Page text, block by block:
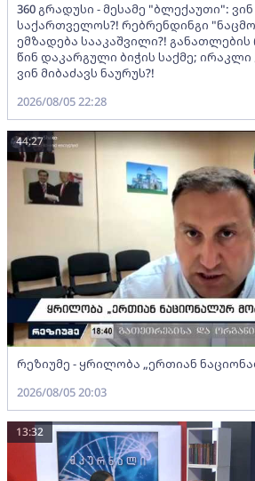
360 გრადუსი - მესამე "ბლექაუთი":
საქართველოს?! რებრენდინგი
ემზადება სააკაშვილი?!
წინ დაკარგული ბიჭის საქმე;
ვინ მიბაძავს ნაურუს?!
2026/08/05 22:28
რეზიუმე - ყრილობა „ერთიან
44:27
2026/08/05 20:03
13:32